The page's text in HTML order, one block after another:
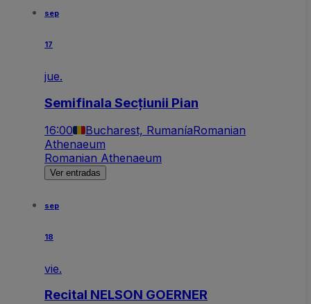
sep
17
jue.
Semifinala Secțiunii Pian
16:00 Bucharest, RumaníaRomanian
Athenaeum
Romanian Athenaeum
Ver entradas
sep
18
vie.
Recital NELSON GOERNER